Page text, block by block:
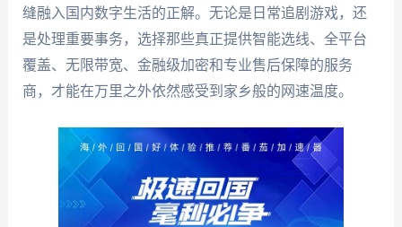
缝融入国内数字生活的正解。无论是日常追剧游戏，还
是处理重要事务，选择那些真正提供智能选线、全平台
覆盖、无限带宽、金融级加密和专业售后保障的服务
商，才能在万里之外依然感受到家乡般的网速温度。